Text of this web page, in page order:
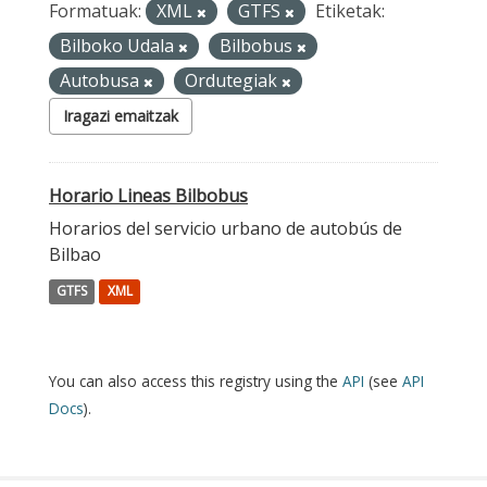
Formatuak: XML GTFS
Etiketak:
Bilboko Udala
Bilbobus
Autobusa
Ordutegiak
Iragazi emaitzak
Horario Lineas Bilbobus
Horarios del servicio urbano de autobús de
Bilbao
GTFS XML
You can also access this registry using the API (see API
Docs).